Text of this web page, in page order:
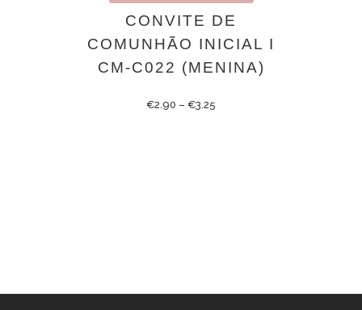
CONVITE DE
COMUNHÃO INICIAL I
CM-C022 (MENINA)
€2.90 – €3.25